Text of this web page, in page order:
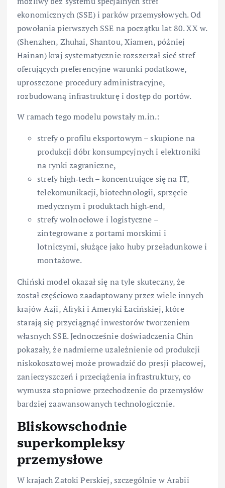
ekonomicznych (SSE) i parków przemysłowych. Od
powołania pierwszych SSE na początku lat 80. XX w.
(Shenzhen, Zhuhai, Shantou, Xiamen, później
Hainan) kraj systematycznie rozszerzał sieć stref
oferujących preferencyjne warunki podatkowe,
uproszczone procedury administracyjne,
rozbudowaną infrastrukturę i dostęp do portów.
W ramach tego modelu powstały m.in.:
strefy o profilu eksportowym – skupione na
produkcji dóbr konsumpcyjnych i elektroniki
na rynki zagraniczne,
strefy high‑tech – koncentrujące się na IT,
telekomunikacji, biotechnologii, sprzęcie
medycznym i produktach high‑end,
strefy wolnocłowe i logistyczne –
zintegrowane z portami morskimi i
lotniczymi, służące jako huby przeładunkowe i
montażowe.
Chiński model okazał się na tyle skuteczny, że
został częściowo zaadaptowany przez wiele innych
krajów Azji, Afryki i Ameryki Łacińskiej, które
starają się przyciągnąć inwestorów tworzeniem
własnych SSE. Jednocześnie doświadczenia Chin
pokazały, że nadmierne uzależnienie od produkcji
niskokosztowej może prowadzić do presji płacowej,
zanieczyszczeń i przeciążenia infrastruktury, co
wymusza stopniowe przechodzenie do przemysłów
bardziej zaawansowanych technologicznie.
Bliskowschodnie
superkompleksy
przemysłowe
W krajach Zatoki Perskiej, szczególnie w Arabii